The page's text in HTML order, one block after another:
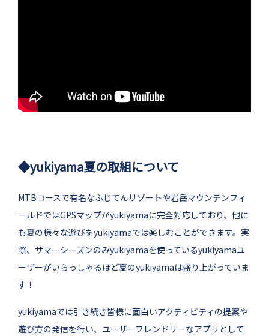
◆yukiyama夏の取組について
MTBコースで有名なふじてんリゾートや岩岳マウンテンフィ
ールドではGPSマップがyukiyamaに完全対応しており、他に
も夏の様々な遊びをyukiyamaでは楽しむことができます。実
際、サマーシーズンのみyukiyamaを使っているyukiyamaユ
ーザーがいらっしゃるほど夏のyukiyamaは盛り上がっていま
す！
yukiyamaでは引き続き皆様に面白いアクティビティの提案や
遊び方の発信を行い、ユーザーフレンドリーなアプリとして